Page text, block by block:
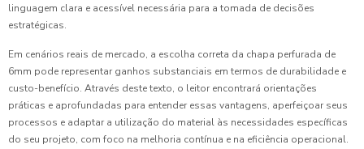
linguagem clara e acessível necessária para a tomada de decisões
estratégicas.
Em cenários reais de mercado, a escolha correta da chapa perfurada de
6mm pode representar ganhos substanciais em termos de durabilidade e
custo-benefício. Através deste texto, o leitor encontrará orientações
práticas e aprofundadas para entender essas vantagens, aperfeiçoar seus
processos e adaptar a utilização do material às necessidades específicas
do seu projeto, com foco na melhoria contínua e na eficiência operacional.